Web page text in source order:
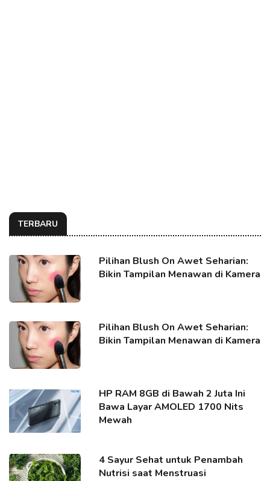
TERBARU
Pilihan Blush On Awet Seharian:
Bikin Tampilan Menawan di Kamera
Pilihan Blush On Awet Seharian:
Bikin Tampilan Menawan di Kamera
HP RAM 8GB di Bawah 2 Juta Ini
Bawa Layar AMOLED 1700 Nits
Mewah
4 Sayur Sehat untuk Penambah
Nutrisi saat Menstruasi